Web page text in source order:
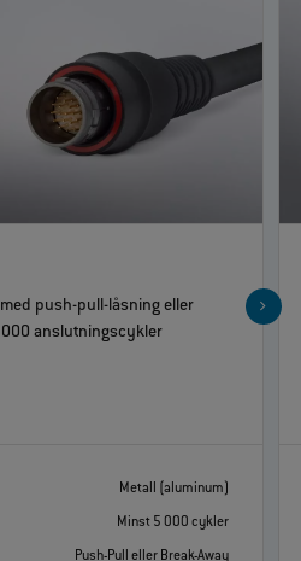
push-pull-låsning eller
anslutningscykler
Metall (aluminum)
Minst 5 000 cykler
Push-Pull eller Break-Away